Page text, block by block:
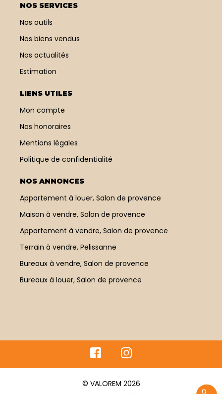
NOS SERVICES
Nos outils
Nos biens vendus
Nos actualités
Estimation
LIENS UTILES
Mon compte
Nos honoraires
Mentions légales
Politique de confidentialité
NOS ANNONCES
Appartement à louer, Salon de provence
Maison à vendre, Salon de provence
Appartement à vendre, Salon de provence
Terrain à vendre, Pelissanne
Bureaux à vendre, Salon de provence
Bureaux à louer, Salon de provence
© VALOREM 2026